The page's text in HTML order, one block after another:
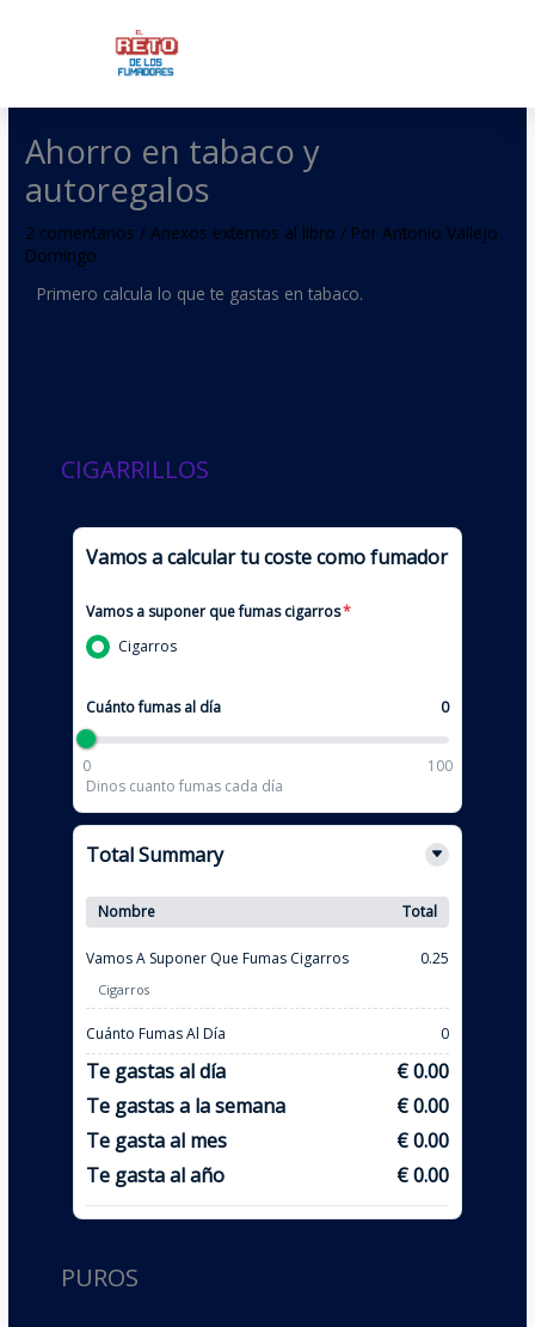
Ahorro en tabaco y
autoregalos
2 comentarios /Anexos externos al libro / PorAntonio Vallejo
Domingo
Primero calcula lo que te gastas en tabaco.
CIGARRILLOS
Vamos a calcular tu coste como fumador
Vamos a suponer que fumas cigarros*
Cigarros
Cuánto fumas al día 0
0
100
Dinos cuanto fumas cada día
Total Summary
Nombre Total
Vamos A Suponer Que Fumas Cigarros
Cigarros
0.25
Cuánto Fumas Al Día 0
Te gastas al día
€ 0.00
Te gastas a la semana
€ 0.00
Te gasta al mes
€ 0.00
Te gasta al año
€ 0.00
PUROS